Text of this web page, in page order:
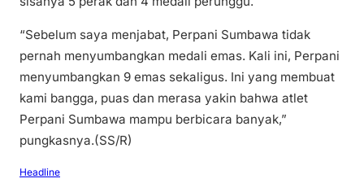
“Sebelum saya menjabat, Perpani Sumbawa tidak
pernah menyumbangkan medali emas. Kali ini, Perpani
menyumbangkan 9 emas sekaligus. Ini yang membuat
kami bangga, puas dan merasa yakin bahwa atlet
Perpani Sumbawa mampu berbicara banyak,”
pungkasnya.(SS/R)
Headline